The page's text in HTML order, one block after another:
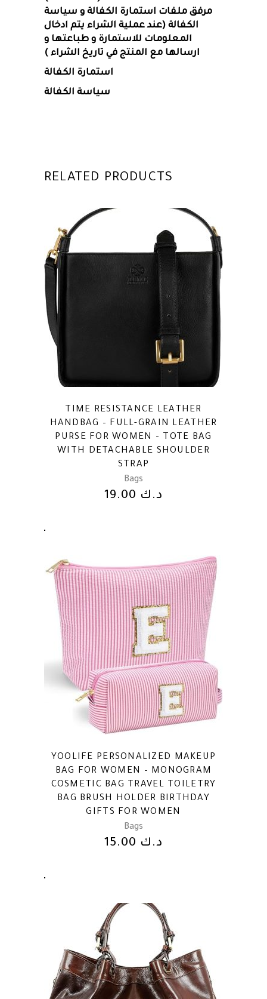
مرفق ملفات استمارة الكفالة و سياسة
الكفالة (عند عملية الشراء يتم ادخال
المعلومات للاستمارة و طباعتها و
ارسالها مع المنتج في تاريخ الشراء )
استمارة الكفالة
سياسة الكفالة
RELATED PRODUCTS
TIME RESISTANCE LEATHER
HANDBAG – FULL-GRAIN LEATHER
PURSE FOR WOMEN – TOTE BAG
WITH DETACHABLE SHOULDER
STRAP
Bags
د.ك
YOOLIFE PERSONALIZED MAKEUP
BAG FOR WOMEN – MONOGRAM
COSMETIC BAG TRAVEL TOILETRY
BAG BRUSH HOLDER BIRTHDAY
GIFTS FOR WOMEN
Bags
د.ك